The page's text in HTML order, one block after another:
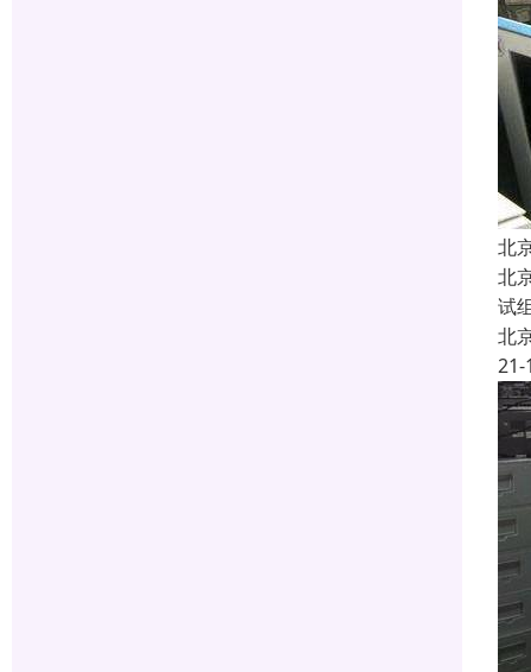
北
北
试
北
21-